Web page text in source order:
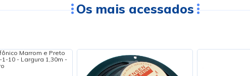
Os mais acessados